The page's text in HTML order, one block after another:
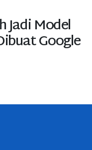
Jadi Model
Google